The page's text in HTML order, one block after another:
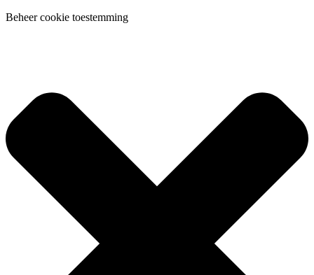
Beheer cookie toestemming